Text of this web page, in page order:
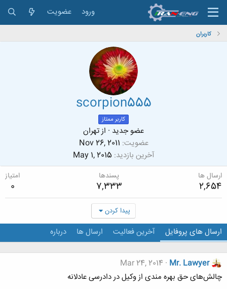
ورود عضویت
کاربران
scorpion555
کاربر ممتاز
عضو جدید · ازتهران
عضویت Nov 26, 2011
آخرین بازدید May 1, 2015
ارسال ها
2,654
پسندها
7,333
امتیاز
0
پیدا کردن
ارسال های پروفایل آخرین فعالیت ارسال ها درباره
Mr. Lawyer
Mar 24, 2014
چالش‌های حق بهره مندی از وکیل در دادرسی عادلانه